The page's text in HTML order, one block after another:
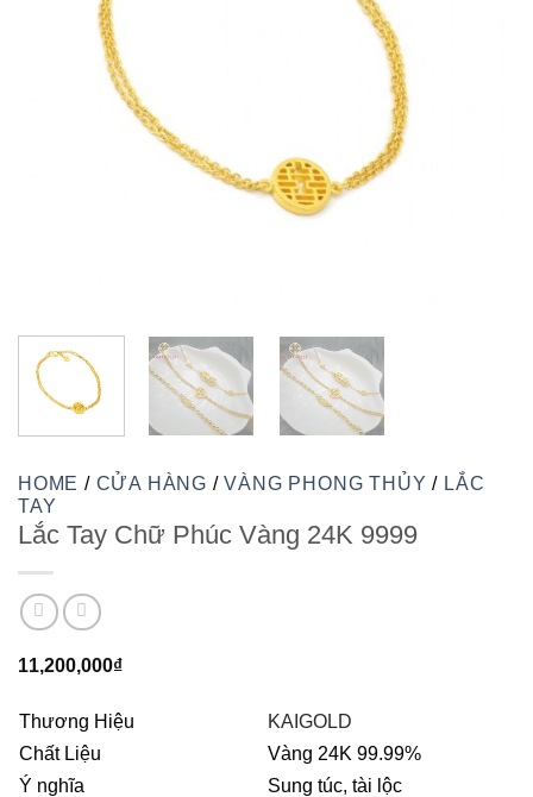
HOME / CỬA HÀNG / VÀNG PHONG THỦY / LẮC
TAY
Lắc Tay Chữ Phúc Vàng 24K 9999
11,200,000₫
Thương Hiệu
KAIGOLD
Chất Liệu
Vàng 24K 99.99%
Ý nghĩa
Sung túc, tài lộc